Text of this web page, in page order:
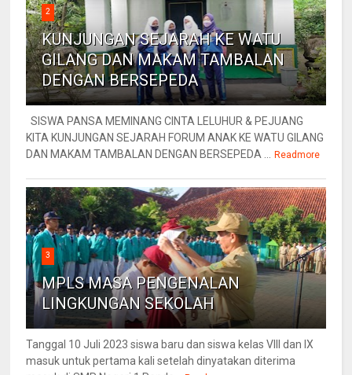
2
KUNJUNGAN SEJARAH KE WATU
GILANG DAN MAKAM TAMBALAN
DENGAN BERSEPEDA
SISWA PANSA MEMINANG CINTA LELUHUR & PEJUANG
KITA KUNJUNGAN SEJARAH FORUM ANAK KE WATU GILANG
DAN MAKAM TAMBALAN DENGAN BERSEPEDA ...
Readmore
3
MPLS MASA PENGENALAN
LINGKUNGAN SEKOLAH
Tanggal 10 Juli 2023 siswa baru dan siswa kelas VIII dan IX
masuk untuk pertama kali setelah dinyatakan diterima